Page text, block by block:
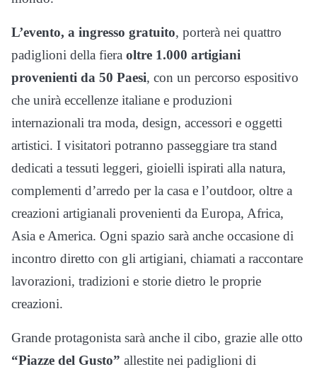
L’evento, a ingresso gratuito, porterà nei quattro
padiglioni della fiera oltre 1.000 artigiani
provenienti da 50 Paesi, con un percorso espositivo
che unirà eccellenze italiane e produzioni
internazionali tra moda, design, accessori e oggetti
artistici. I visitatori potranno passeggiare tra stand
dedicati a tessuti leggeri, gioielli ispirati alla natura,
complementi d’arredo per la casa e l’outdoor, oltre a
creazioni artigianali provenienti da Europa, Africa,
Asia e America. Ogni spazio sarà anche occasione di
incontro diretto con gli artigiani, chiamati a raccontare
lavorazioni, tradizioni e storie dietro le proprie
creazioni.
Grande protagonista sarà anche il cibo, grazie alle otto
“Piazze del Gusto” allestite nei padiglioni di